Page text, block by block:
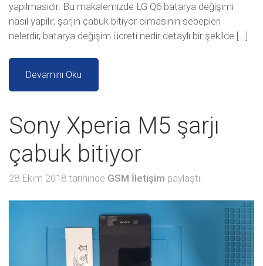
yapılmasıdır. Bu makalemizde LG Q6 batarya değişimi
nasıl yapılır, şarjın çabuk bitiyor olmasının sebepleri
nelerdir, batarya değişim ücreti nedir detaylı bir şekilde […]
Devamını Oku
Sony Xperia M5 şarjı
çabuk bitiyor
28 Ekim 2018 tarihinde GSM İletişim paylaştı.